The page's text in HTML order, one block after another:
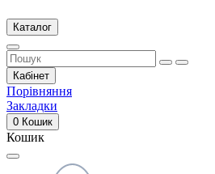
Каталог
Кабінет
Порівняння
Закладки
0 Кошик
Кошик